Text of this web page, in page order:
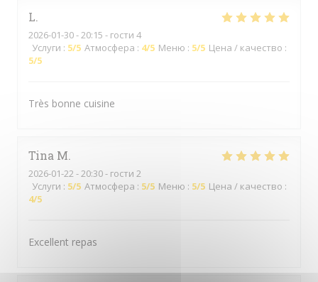
L
2026-01-30- 20:15 - гости 4
Услуги : 5/5 Атмосфера : 4/5 Меню : 5/5 Цена / качество :
5/5
Très bonne cuisine
Tina M
2026-01-22 - 20:30 - гости 2
Услуги : 5/5 Атмосфера : 5/5 Меню : 5/5 Цена / качество :
4/5
Excellent repas